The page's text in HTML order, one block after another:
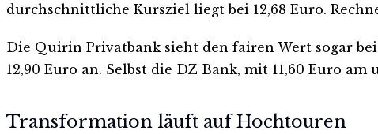
durchschnittliche Kursziel liegt bei 12,68 Euro.
Die Quirin Privatbank sieht den fairen Wert sogar bei
12,90 Euro an. Selbst die DZ Bank, mit 11,60 Euro
Transformation läuft auf Hochtouren